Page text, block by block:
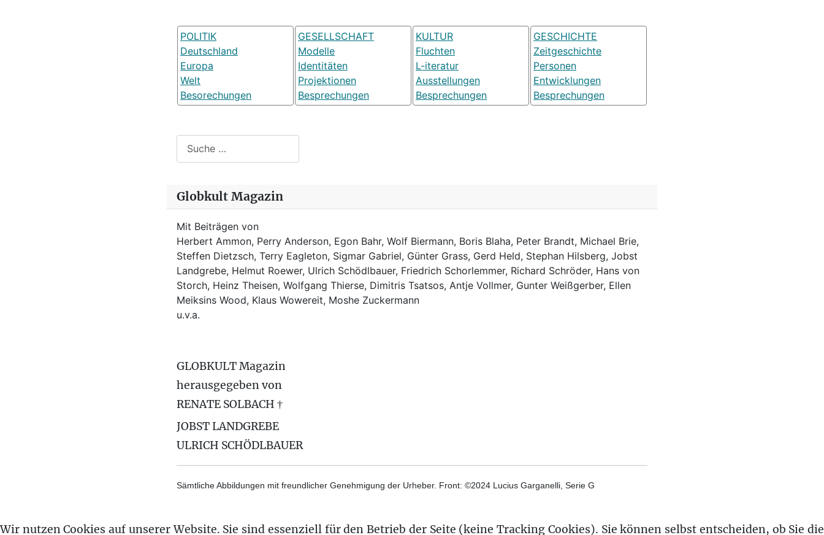
POLITIK
Deutschland
Europa
Welt
Besorechungen
GESELLSCHAFT
Modelle
Identitäten
Projektionen
Besprechungen
KULTUR
Fluchten
L-iteratur
Ausstellungen
Besprechungen
GESCHICHTE
Zeitgeschichte
Personen
Entwicklungen
Besprechungen
Globkult Magazin
Mit Beiträgen von
Herbert Ammon, Perry Anderson, Egon Bahr, Wolf Biermann, Boris Blaha, Peter Brandt, Michael Brie,
Steffen Dietzsch, Terry Eagleton, Sigmar Gabriel, Günter Grass, Gerd Held, Stephan Hilsberg, Jobst
Landgrebe, Helmut Roewer, Ulrich Schödlbauer, Friedrich Schorlemmer, Richard Schröder, Hans von
Storch, Heinz Theisen, Wolfgang Thierse, Dimitris Tsatsos, Antje Vollmer, Gunter Weißgerber, Ellen
Meiksins Wood, Klaus Wowereit, Moshe Zuckermann
u.v.a.
GLOBKULT Magazin
herausgegeben von
RENATE SOLBACH †
JOBST LANDGREBE
ULRICH SCHÖDLBAUER
Sämtliche Abbildungen mit freundlicher Genehmigung der Urheber. Front: ©2024 Lucius Garganelli, Serie G
Wir nutzen Cookies auf unserer Website. Sie sind essenziell für den Betrieb der Seite (keine Tracking Cookies). Sie können selbst entscheiden, ob Sie die